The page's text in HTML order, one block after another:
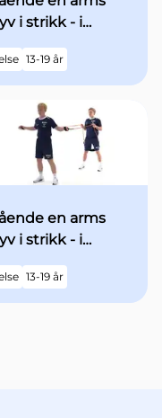
i strikk - i
armene over
- med økt fart
13-19 år
en arms
i strikk - i
med
armene
ut til
13-19 år